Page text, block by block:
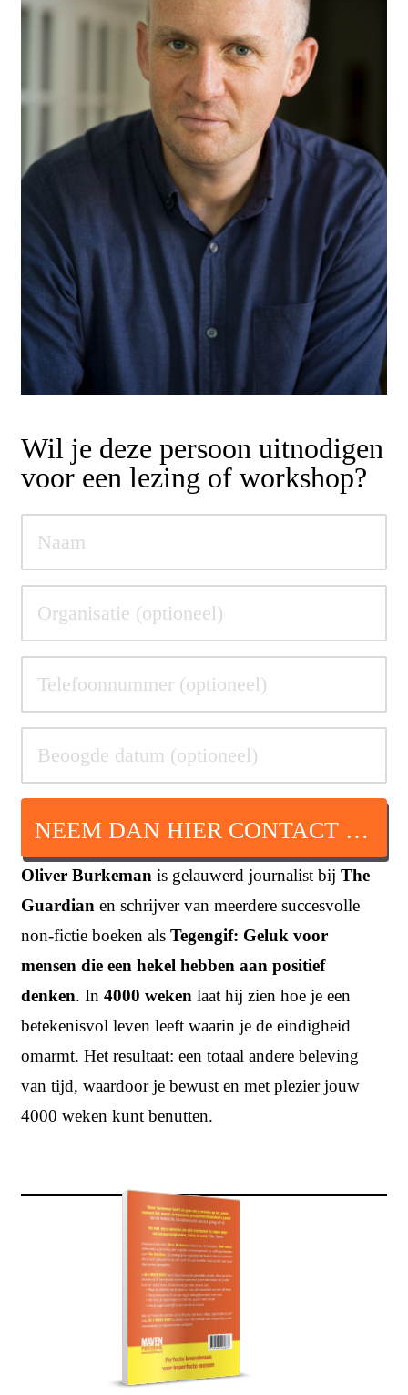
Wil je deze persoon uitnodigen
voor een lezing of workshop?
NEEM DAN HIER CONTACT OP
Oliver Burkeman is gelauwerd journalist bij The
Guardian en schrijver van meerdere succesvolle
non-fictie boeken als Tegengif: Geluk voor
mensen die een hekel hebben aan positief
denken. In 4000 weken laat hij zien hoe je een
betekenisvol leven leeft waarin je de eindigheid
omarmt. Het resultaat: een totaal andere beleving
van tijd, waardoor je bewust en met plezier jouw
4000 weken kunt benutten.